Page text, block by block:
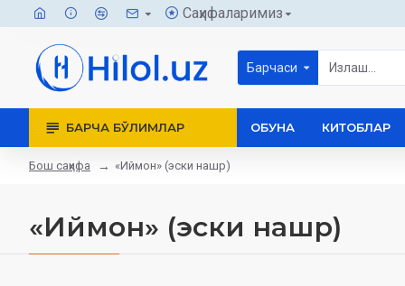
Саҳифаларимиз
Барчаси
БАРЧА БЎЛИМЛАР ОБУНА КИТОБЛАР
Бош саҳифа «Иймон» (эски нашр)
«Иймон» (эски нашр)